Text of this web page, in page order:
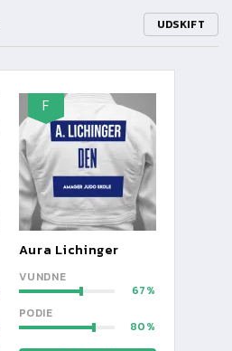
UDSKIFT
F
Aura Lichinger
VUNDNE
67
PODIE
80